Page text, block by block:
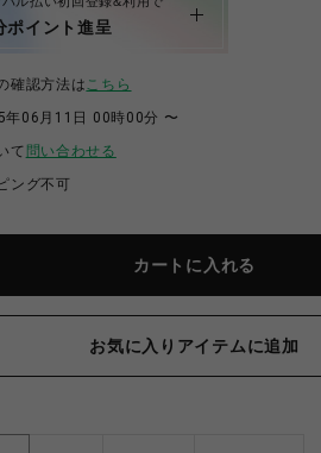
イント進呈
確認方法はこちら
年06月11日 00時00分 〜
て 問い合わせる
ング不可
カートに入れる
お気に入りアイテムに追加